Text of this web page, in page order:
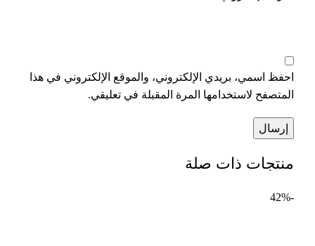
احفظ اسمي، بريدي الإلكتروني، والموقع الإلكتروني في هذا
المتصفح لاستخدامها المرة المقبلة في تعليقي.
منتجات ذات صلة
-42%